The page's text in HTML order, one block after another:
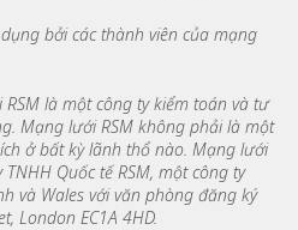
bởi các thành viên của mạng
là một công ty kiểm toán và tư
Mạng lưới RSM không phải là một
ở bất kỳ lãnh thổ nào. Mạng lưới
Quốc tế RSM, một công ty
và Wales với văn phòng đăng ký
London EC1A 4HD.